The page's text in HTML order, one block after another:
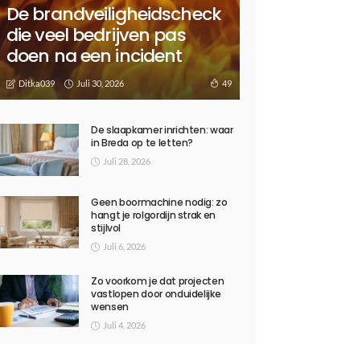
De brandveiligheidscheck
die veel bedrijven pas
doen na een incident
Ditka039 Juli 30, 2026 49
De slaapkamer inrichten: waar
in Breda op te letten?
Juli 28, 2026
Geen boormachine nodig: zo
hangt je rolgordijn strak en
stijlvol
Juli 6, 2026
Zo voorkom je dat projecten
vastlopen door onduidelijke
wensen
Juli 4, 2026